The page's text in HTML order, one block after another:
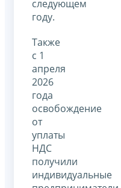
следующем
году.
Также
с 1
апреля
2026
года
освобождение
от
уплаты
НДС
получили
индивидуальные